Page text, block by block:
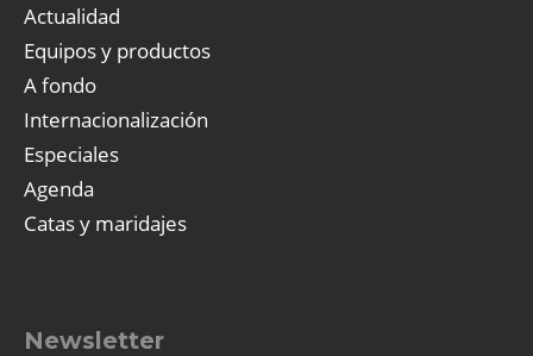
Actualidad
Equipos y productos
A fondo
Internacionalización
Especiales
Agenda
Catas y maridajes
Newsletter